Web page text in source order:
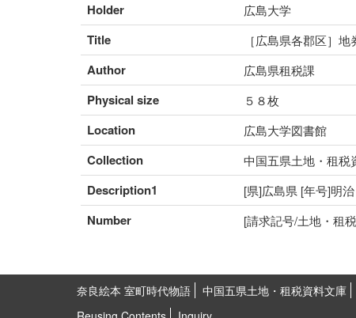
Holder 広島大学
Title ［広島県各郡区］
Author 広島県租税課
Physical size ５８枚
Location 広島大学図書館
Collection 中国五県土地・租税
Description1 [県]広島県 [年号]明
Number [請求記号/土地・租
奈良絵本 室町時代物語 中国五県土地・租税資料文庫